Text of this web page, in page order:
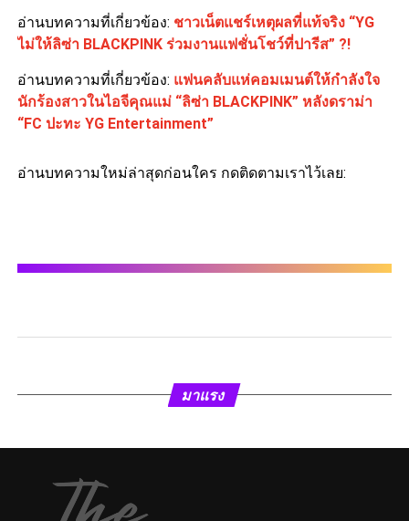
อ่านบทความที่เกี่ยวข้อง: ชาวเน็ตแชร์เหตุผลที่แท้จริง “YG
ไม่ให้ลิซ่า BLACKPINK ร่วมงานแฟชั่นโชว์ที่ปารีส” ?!
อ่านบทความที่เกี่ยวข้อง: แฟนคลับแห่คอมเมนต์ให้กำลังใจ
นักร้องสาวในไอจีคุณแม่ “ลิซ่า BLACKPINK” หลังดราม่า
“FC ปะทะ YG Entertainment”
อ่านบทความใหม่ล่าสุดก่อนใคร กดติดตามเราไว้เลย:
มาแรง